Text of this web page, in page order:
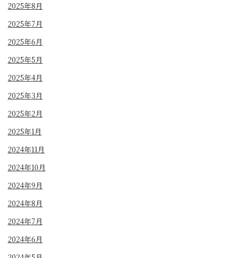
2025年8月
2025年7月
2025年6月
2025年5月
2025年4月
2025年3月
2025年2月
2025年1月
2024年11月
2024年10月
2024年9月
2024年8月
2024年7月
2024年6月